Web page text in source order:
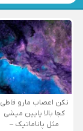
نکن اعصاب مارو قاطی
کجا بالا پایین میشی
مثل پاناماتیک –